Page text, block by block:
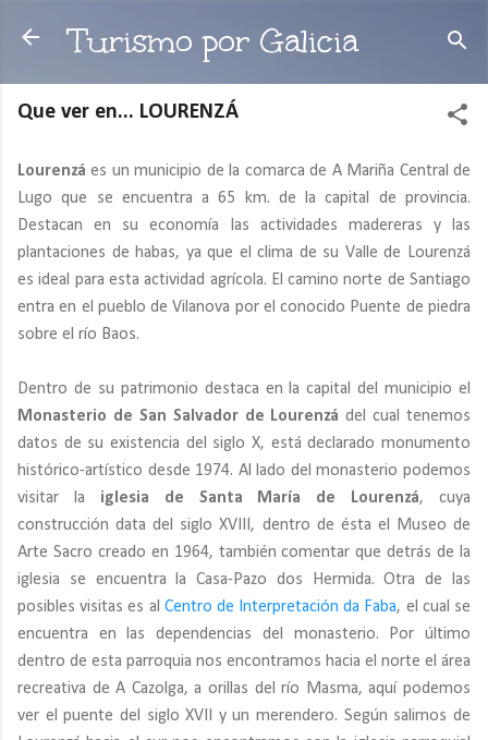
Ir al contenido principal
Turismo por Galicia
Que ver en... LOURENZÁ
Lourenzá es un municipio de la comarca de A Mariña Central de
Lugo que se encuentra a 65 km. de la capital de provincia.
Destacan en su economía las actividades madereras y las
plantaciones de habas, ya que el clima de su Valle de Lourenzá
es ideal para esta actividad agrícola. El camino norte de Santiago
entra en el pueblo de Vilanova por el conocido Puente de piedra
sobre el río Baos.
Dentro de su patrimonio destaca en la capital del municipio el
Monasterio de San Salvador de Lourenzá del cual tenemos
datos de su existencia del siglo X, está declarado monumento
histórico-artístico desde 1974. Al lado del monasterio podemos
visitar la iglesia de Santa María de Lourenzá, cuya
construcción data del siglo XVIII, dentro de ésta el Museo de
Arte Sacro creado en 1964, también comentar que detrás de la
iglesia se encuentra la Casa-Pazo dos Hermida. Otra de las
posibles visitas es al Centro de Interpretación da Faba, el cual se
encuentra en las dependencias del monasterio. Por último
dentro de esta parroquia nos encontramos hacia el norte el área
recreativa de A Cazolga, a orillas del río Masma, aquí podemos
ver el puente del siglo XVII y un merendero. Según salimos de